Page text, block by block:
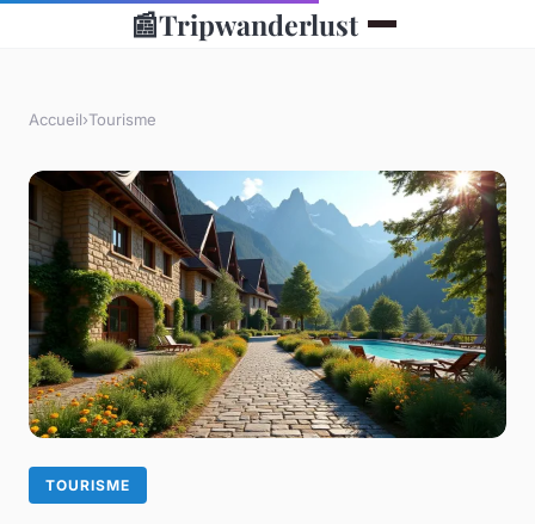
📰Tripwanderlust
Accueil›Tourisme
TOURISME